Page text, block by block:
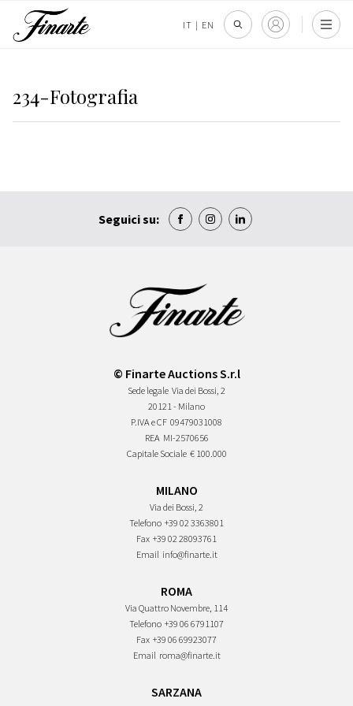
IT | EN
234-Fotografia
Seguici su:
© Finarte Auctions S.r.l
Sede legale Via dei Bossi, 2
20121 - Milano
P.IVA e CF 09479031008
REA MI-2570656
Capitale Sociale € 100.000
MILANO
Via dei Bossi, 2
Telefono +39 02 3363801
Fax +39 02 28093761
Email info@finarte.it
ROMA
Via Quattro Novembre, 114
Telefono +39 06 6791107
Fax +39 06 69923077
Email roma@finarte.it
SARZANA